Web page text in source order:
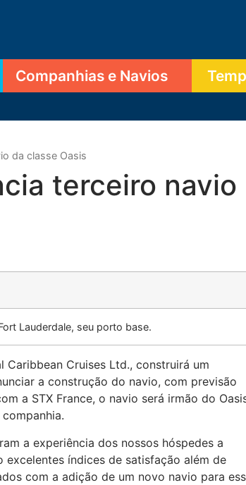
Companhias e Navios
da classe Oasis
terceiro navio
Lauderdale, seu porto base.
Caribbean Cruises Ltd., construirá um
a construção do navio, com previsão
a STX France, o navio será irmão do
a experiência dos nossos hóspedes a
índices de satisfação além de
com a adição de um novo navio para